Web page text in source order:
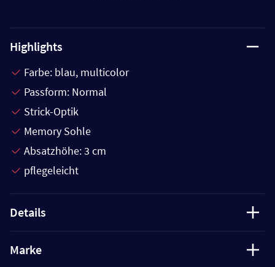
Highlights
Farbe: blau, multicolor
Passform: Normal
Strick-Optik
Memory Sohle
Absatzhöhe: 3 cm
pflegeleicht
Details
Marke